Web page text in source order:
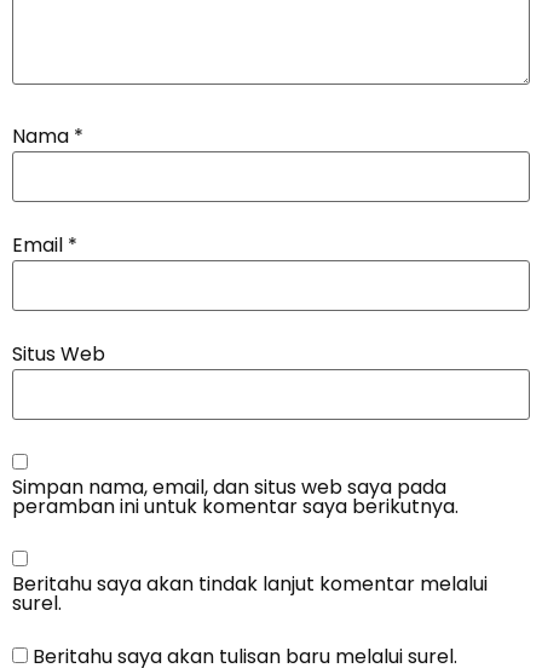
Nama *
Email *
Situs Web
Simpan nama, email, dan situs web saya pada
peramban ini untuk komentar saya berikutnya.
Beritahu saya akan tindak lanjut komentar melalui
surel.
Beritahu saya akan tulisan baru melalui surel.